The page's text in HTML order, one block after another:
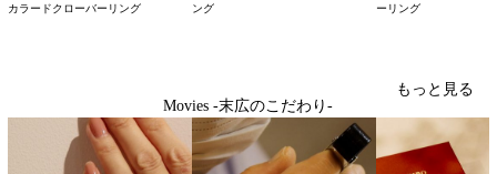
カラードクローバーリング
ング
ーリング
Movies -末広のこだわり-
もっと見る